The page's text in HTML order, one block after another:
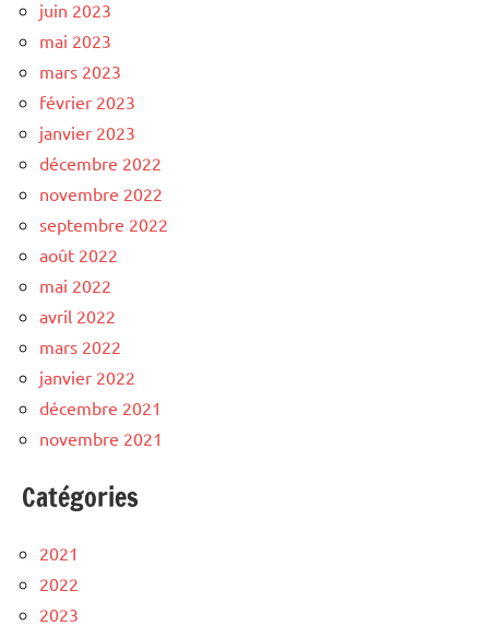
juin 2023
mai 2023
mars 2023
février 2023
janvier 2023
décembre 2022
novembre 2022
septembre 2022
août 2022
mai 2022
avril 2022
mars 2022
janvier 2022
décembre 2021
novembre 2021
Catégories
2021
2022
2023